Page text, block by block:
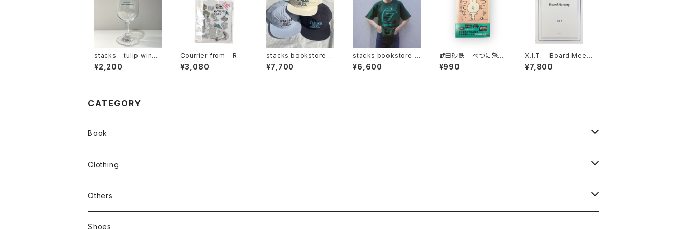
stacks - tulip wine
glass
¥2,200
Courrier from - ROA
DSIDE QUEST
¥3,080
stacks bookstore -
NATIONAL Jimboch
o Nylon Cap
¥7,700
stacks bookstore -
HANDS '26 Tee
¥6,600
武田砂鉄 - べつに怒っ
てない
¥990
X.I.T. - Board Meeti
ng
¥7,800
CATEGORY
Book
stacks
新刊本
Zine、Other
Clothing
Tees
Sweatshirts
Others
Mixcd
Shoes